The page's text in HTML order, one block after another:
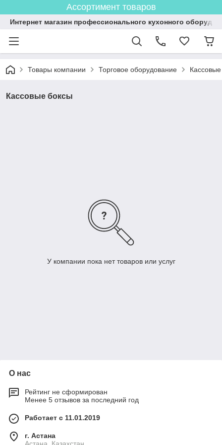
Ассортимент товаров
Интернет магазин профессионального кухонного
Товары компании Торговое оборудование
Кассовые боксы
У компании пока нет товаров или услуг
О нас
Рейтинг не сформирован
Менее 5 отзывов за последний год
Работает с 11.01.2019
г. Астана